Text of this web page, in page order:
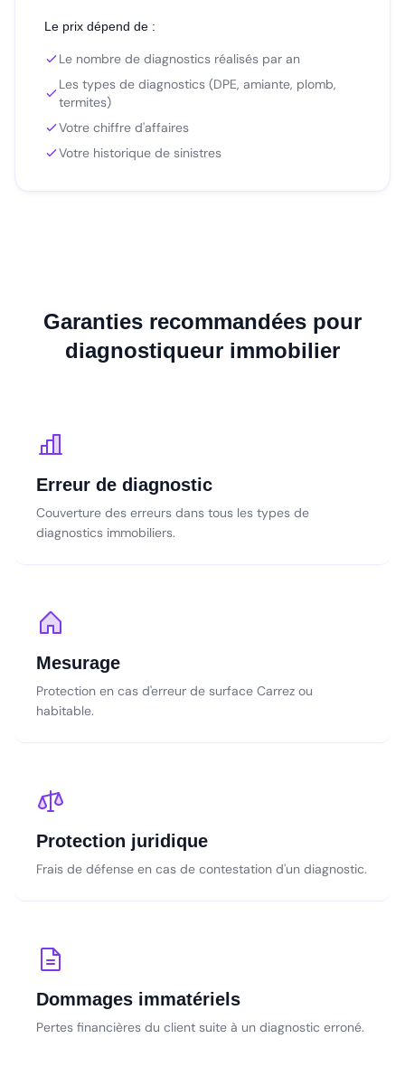
Le prix dépend de :
Le nombre de diagnostics réalisés par an
Les types de diagnostics (DPE, amiante, plomb,
termites)
Votre chiffre d'affaires
Votre historique de sinistres
Garanties recommandées pour
diagnostiqueur immobilier
Erreur de diagnostic
Couverture des erreurs dans tous les types de
diagnostics immobiliers.
Mesurage
Protection en cas d'erreur de surface Carrez ou
habitable.
Protection juridique
Frais de défense en cas de contestation d'un diagnostic.
Dommages immatériels
Pertes financières du client suite à un diagnostic erroné.